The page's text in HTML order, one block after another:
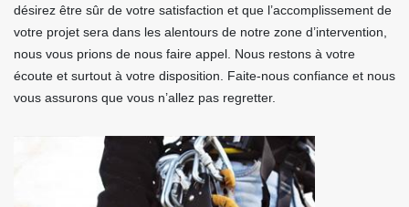
désirez être sûr de votre satisfaction et que l’accomplissement de
votre projet sera dans les alentours de notre zone d’intervention,
nous vous prions de nous faire appel. Nous restons à votre
écoute et surtout à votre disposition. Faite-nous confiance et nous
vous assurons que vous n’allez pas regretter.